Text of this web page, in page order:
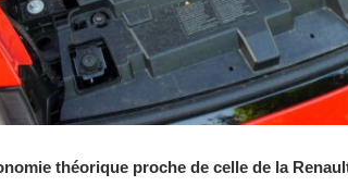
théorique proche de celle de la